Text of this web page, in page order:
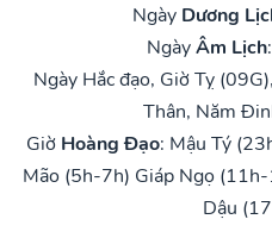
Ngày Dương
NgàyÂm Lịch:
Ngày Hắc đạo, Giờ Tỵ
Thân, Năm
Giờ Hoàng Đạo: Mậu Tý
Mão (5h-7h) Giáp Ngọ
Dậu